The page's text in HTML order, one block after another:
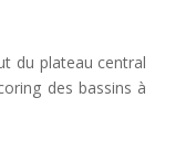
du plateau central
des bassins à